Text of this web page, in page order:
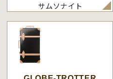
サムソナイト